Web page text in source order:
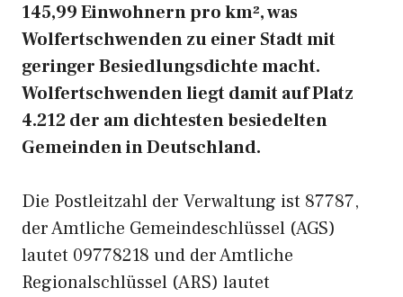
145,99 Einwohnern pro km², was
Wolfertschwenden zu einer Stadt mit
geringer Besiedlungsdichte macht.
Wolfertschwenden liegt damit auf Platz
4.212 der am dichtesten besiedelten
Gemeinden in Deutschland.
Die Postleitzahl der Verwaltung ist 87787,
der Amtliche Gemeindeschlüssel (AGS)
lautet 09778218 und der Amtliche
Regionalschlüssel (ARS) lautet